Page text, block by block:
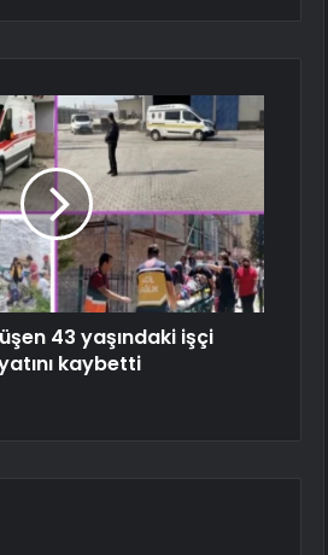
43 yaşındaki işçi
kaybetti